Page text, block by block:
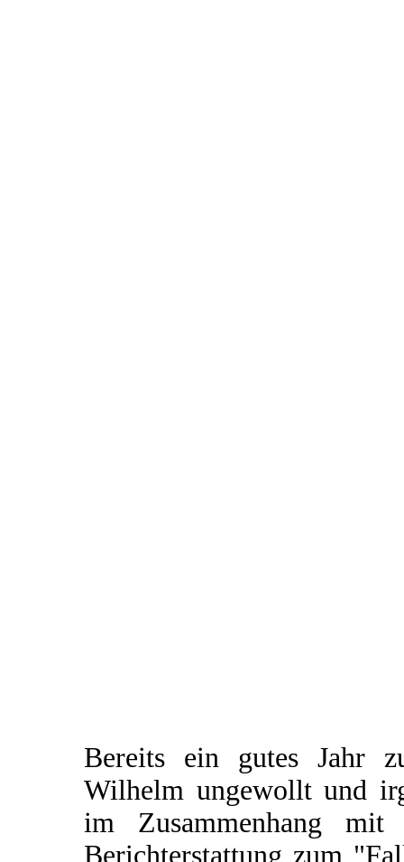
Bereits ein gutes Jahr
Wilhelm ungewollt und
im Zusammenhang mit
Berichterstattung zum